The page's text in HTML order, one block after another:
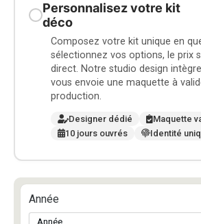
Personnalisez votre kit
déco
Composez votre kit unique en
sélectionnez vos options, le prix
direct. Notre studio design
vous envoie une maquette à
production.
Designer dédié
Maquette
10 jours ouvrés
Identité
Année